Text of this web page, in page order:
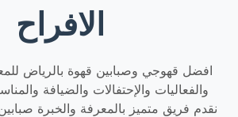
الافراح
افضل قهوجي وصبابين قهوة بالرياض
والفعاليات والإحتفالات والضيافة